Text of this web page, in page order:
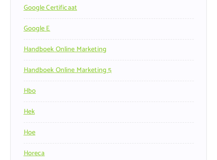
Google Certificaat
Google E
Handboek Online Marketing
Handboek Online Marketing 5
Hbo
Hek
Hoe
Horeca